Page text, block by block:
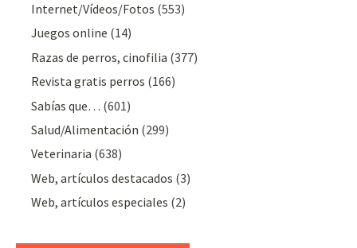
Internet/Vídeos/Fotos (553)
Juegos online (14)
Razas de perros, cinofilia (377)
Revista gratis perros (166)
Sabías que… (601)
Salud/Alimentación (299)
Veterinaria (638)
Web, artículos destacados (3)
Web, artículos especiales (2)